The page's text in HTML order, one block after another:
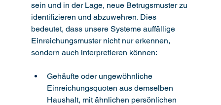
sein und in der Lage, neue Betrugsmuster zu
identifizieren und abzuwehren. Dies
bedeutet, dass unsere Systeme auffällige
Einreichungsmuster nicht nur erkennen,
sondern auch interpretieren können:
Gehäufte oder ungewöhnliche
Einreichungsquoten aus demselben
Haushalt, mit ähnlichen persönlichen